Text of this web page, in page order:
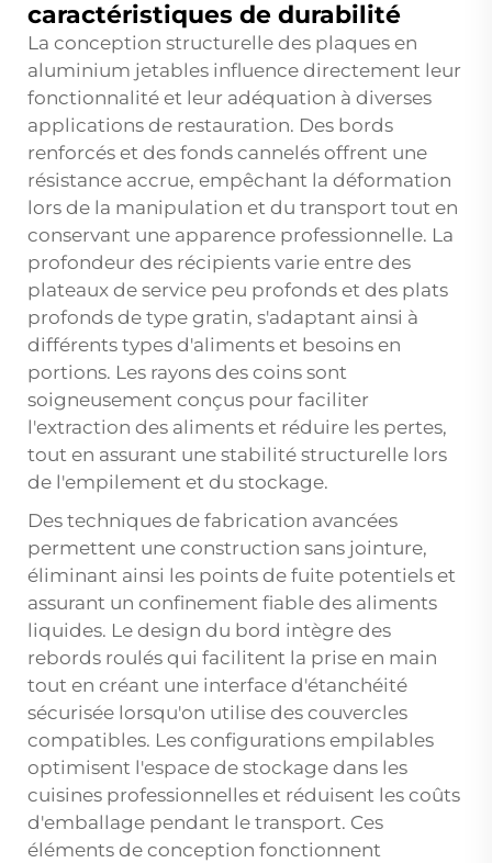
caractéristiques de durabilité
La conception structurelle des plaques en
aluminium jetables influence directement leur
fonctionnalité et leur adéquation à diverses
applications de restauration. Des bords
renforcés et des fonds cannelés offrent une
résistance accrue, empêchant la déformation
lors de la manipulation et du transport tout en
conservant une apparence professionnelle. La
profondeur des récipients varie entre des
plateaux de service peu profonds et des plats
profonds de type gratin, s'adaptant ainsi à
différents types d'aliments et besoins en
portions. Les rayons des coins sont
soigneusement conçus pour faciliter
l'extraction des aliments et réduire les pertes,
tout en assurant une stabilité structurelle lors
de l'empilement et du stockage.
Des techniques de fabrication avancées
permettent une construction sans jointure,
éliminant ainsi les points de fuite potentiels et
assurant un confinement fiable des aliments
liquides. Le design du bord intègre des
rebords roulés qui facilitent la prise en main
tout en créant une interface d'étanchéité
sécurisée lorsqu'on utilise des couvercles
compatibles. Les configurations empilables
optimisent l'espace de stockage dans les
cuisines professionnelles et réduisent les coûts
d'emballage pendant le transport. Ces
éléments de conception fonctionnent